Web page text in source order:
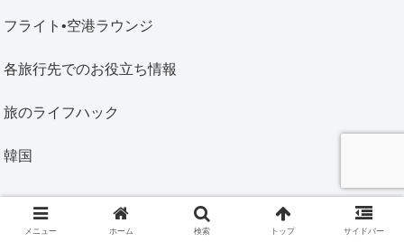
フライト•空港ラウンジ
各旅行先でのお役立ち情報
旅のライフハック
韓国
メニュー ホーム 検索 トップ サイドバー